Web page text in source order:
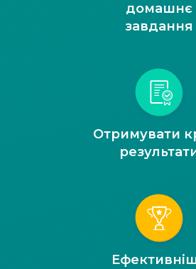
домашнє
завдання
Отримувати